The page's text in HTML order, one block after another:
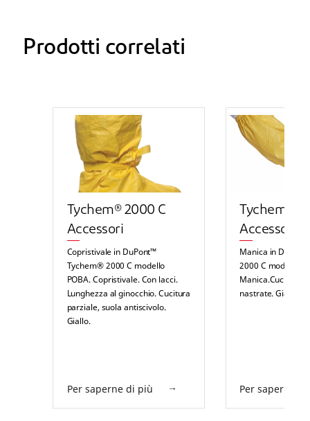
Prodotti correlati
Tychem® 2000 C
Accessori
Copristivale in DuPont™
Tychem® 2000 C modello
POBA. Copristivale. Con lacci.
Lunghezza al ginocchio. Cucitura
parziale, suola antiscivolo.
Giallo.
Per saperne di più
Tychem®
Accessori
Manica in
2000 C modello
Manica.Cuciture
nastrate. Gialla.
Per saperne